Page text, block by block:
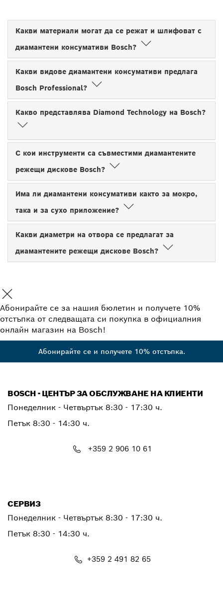
Какви материали могат да се режат и шлифоват с
диамантени консумативи Bosch?
Какви видове диамантени консумативи предлага
Bosch Professional?
Какво представлява Diamond Technology на Bosch?
С кои инструменти са съвместими диамантените
режещи дискове Bosch?
Има ли диамантени консумативи както за мокро,
така и за сухо приложение?
Какви диаметри на отвора се предлагат за
диамантените режещи дискове Bosch?
Абонирайте се за нашия бюлетин и получете 10%
отстъпка от следващата си покупка в официалния
онлайн магазин на Bosch!
Абонирайте се и получете 10% отстъпка.
BOSCH - ЦЕНТЪР ЗА ОБСЛУЖВАНЕ НА КЛИЕНТИ
Понеделник - Четвъртък 8:30 - 17:30 ч.
Петък 8:30 - 14:30 ч.
+359 2 906 10 61
СЕРВИЗ
Понеделник - Четвъртък 8:30 - 17:30 ч.
Петък 8:30 - 14:30 ч.
+359 2 491 82 65